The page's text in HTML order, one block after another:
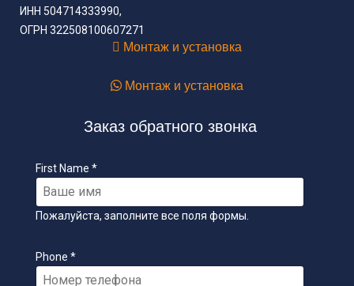
ИНН 504714333990,
ОГРН 322508100607271
Монтаж и установка
Монтаж и установка
Заказ обратного звонка
First Name *
Пожалуйста, заполните все поля формы.
Phone *